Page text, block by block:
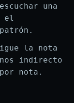
una
el
la nota
indirecto
nota.